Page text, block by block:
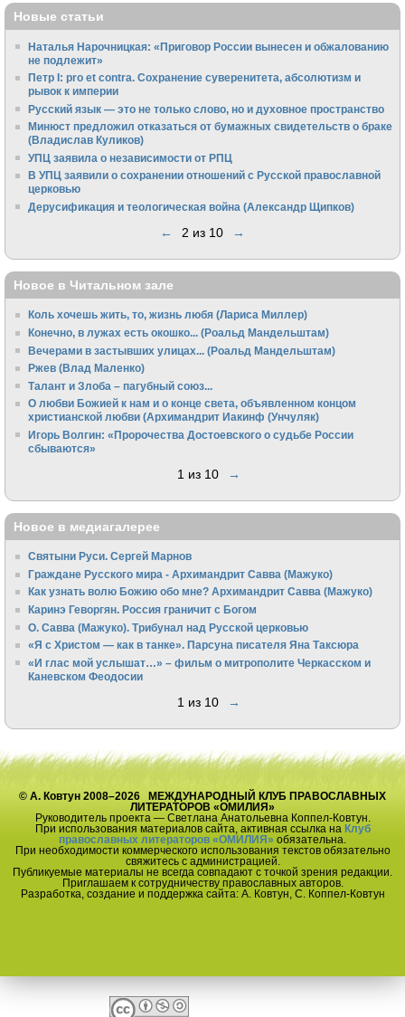
Новые статьи
Наталья Нарочницкая: «Приговор России вынесен и обжалованию
не подлежит»
Петр I: pro et contra. Сохранение суверенитета, абсолютизм и
рывок к империи
Русский язык — это не только слово, но и духовное пространство
Минюст предложил отказаться от бумажных свидетельств о браке
(Владислав Куликов)
УПЦ заявила о независимости от РПЦ
В УПЦ заявили о сохранении отношений с Русской православной
церковью
Дерусификация и теологическая война (Александр Щипков)
← 2 из 10 →
Новое в Читальном зале
Коль хочешь жить, то, жизнь любя (Лариса Миллер)
Конечно, в лужах есть окошко... (Роальд Мандельштам)
Вечерами в застывших улицах... (Роальд Мандельштам)
Ржев (Влад Маленко)
Талант и Злоба – пагубный союз...
О любви Божией к нам и о конце света, объявленном концом
христианской любви (Архимандрит Иакинф (Унчуляк)
Игорь Волгин: «Пророчества Достоевского о судьбе России
сбываются»
1 из 10 →
Новое в медиагалерее
Святыни Руси. Сергей Марнов
Граждане Русского мира - Архимандрит Савва (Мажуко)
Как узнать волю Божию обо мне? Архимандрит Савва (Мажуко)
Каринэ Геворгян. Россия граничит с Богом
О. Савва (Мажуко). Трибунал над Русской церковью
«Я с Христом — как в танке». Парсуна писателя Яна Таксюра
«И глас мой услышат…» – фильм о митрополите Черкасском и
Каневском Феодосии
1 из 10 →
© А. Ковтун 2008–2026 МЕЖДУНАРОДНЫЙ КЛУБ ПРАВОСЛАВНЫХ
ЛИТЕРАТОРОВ «ОМИЛИЯ»
Руководитель проекта — Светлана Анатольевна Коппел-Ковтун.
При использования материалов сайта, активная ссылка на Клуб
православных литераторов «ОМИЛИЯ» обязательна.
При необходимости коммерческого использования текстов обязательно
свяжитесь с администрацией.
Публикуемые материалы не всегда совпадают с точкой зрения редакции.
Приглашаем к сотрудничеству православных авторов.
Разработка, создание и поддержка сайта: А. Ковтун, С. Коппел-Ковтун